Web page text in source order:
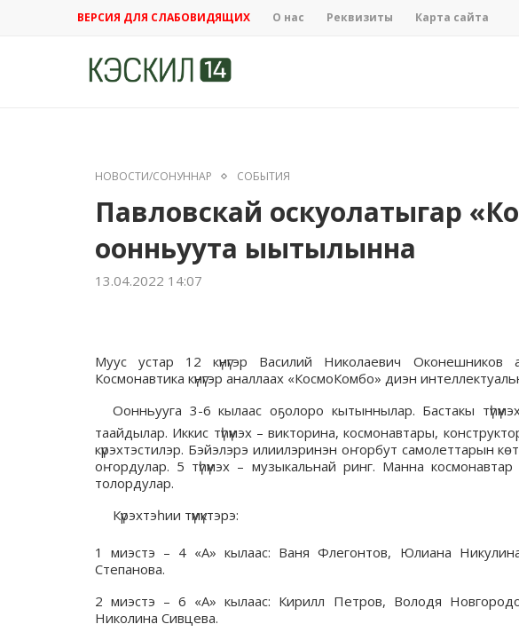
ВЕРСИЯ ДЛЯ СЛАБОВИДЯЩИХ О нас Реквизиты Карта сайта
НОВОСТИ/СОНУННАР СОБЫТИЯ
Павловскай оскуолатыгар
оонньуута ыытылынна
13.04.2022 14:07
Муус устар 12 күнүгэр Василий Николаевич Оконешников
Космонавтика күнүгэр аналлаах «КосмоКомбо» диэн
Оонньууга 3-6 кылаас оҕолоро кытыннылар. Бастакы
таайдылар. Иккис түһүмэх – викторина, космонавтары,
күрэхтэстилэр. Бэйэлэрэ илиилэринэн оҥорбут самолеттарын
оҥордулар. 5 түһүмэх – музыкальнай ринг. Манна
толордулар.
Күрэхтэһии түмүктэрэ:
1 миэстэ – 4 «А» кылаас: Ваня Флегонтов, Юлиана
Степанова.
2 миэстэ – 6 «А» кылаас: Кирилл Петров, Володя
Николина Сивцева.